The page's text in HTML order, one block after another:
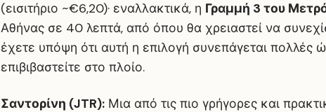
(εισιτήριο ~€6,20)· εναλλακτικά, η Γραμμή 3 του
Αθήνας σε 40 λεπτά, από όπου θα χρειαστεί να
έχετε υπόψη ότι αυτή η επιλογή συνεπάγεται πολλές
επιβιβαστείτε στο πλοίο.
Σαντορίνη (JTR): Μια από τις πιο γρήγορες και